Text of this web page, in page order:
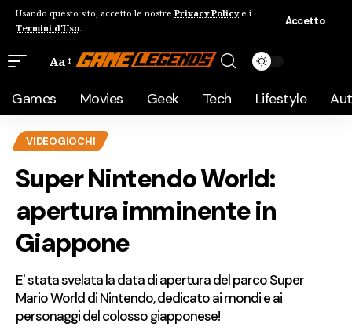
Usando questo sito, accetto le nostre Privacy Policye i
Termini d'Uso.
Accetto
Aa
Games Movies Geek Tech Lifestyle
VIDEOGIOCHI
Super Nintendo World:
apertura imminente in
Giappone
E' stata svelata la data di apertura del parco Super
Mario World di Nintendo, dedicato ai mondi e ai
personaggi del colosso giapponese!